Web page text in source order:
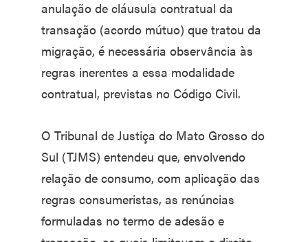
anulação de cláusula contratual da
transação (acordo mútuo) que tratou da
migração, é necessária observância às
regras inerentes a essa modalidade
contratual, previstas no Código Civil.
O Tribunal de Justiça do Mato Grosso do
Sul (TJMS) entendeu que, envolvendo
relação de consumo, com aplicação das
regras consumeristas, as renúncias
formuladas no termo de adesão e